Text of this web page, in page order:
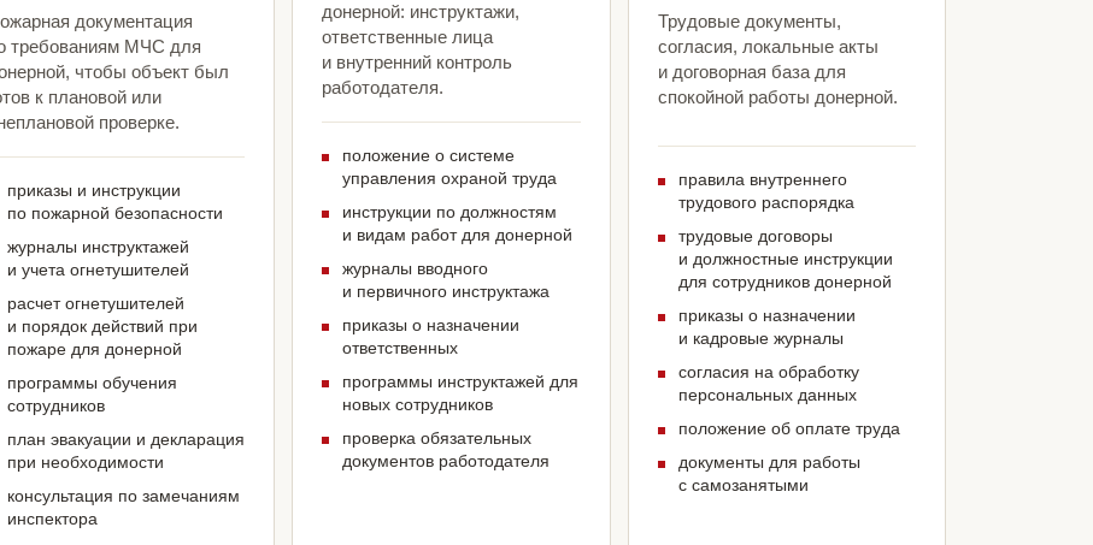
документация
требованиям МЧС для
чтобы объект был
к плановой или
проверке.
приказы и инструкции
по пожарной безопасности
журналы инструктажей
и учета огнетушителей
расчет огнетушителей
и порядок действий при
пожаре для донерной
программы обучения
сотрудников
план эвакуации и декларация
при необходимости
консультация по замечаниям
инспектора
донерной: инструктажи,
ответственные лица
и внутренний контроль
работодателя.
положение о системе
управления охраной труда
инструкции по должностям
и видам работ для донерной
журналы вводного
и первичного инструктажа
приказы о назначении
ответственных
программы инструктажей для
новых сотрудников
проверка обязательных
документов работодателя
Трудовые документы,
согласия, локальные акты
и договорная база для
спокойной работы донерной.
правила внутреннего
трудового распорядка
трудовые договоры
и должностные инструкции
для сотрудников донерной
приказы о назначении
и кадровые журналы
согласия на обработку
персональных данных
положение об оплате труда
документы для работы
с самозанятыми